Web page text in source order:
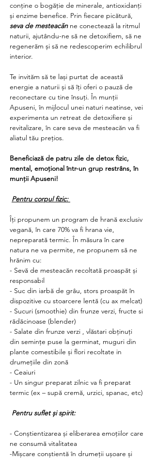
conține o bogăție de minerale, antioxidanți
și enzime benefice. Prin fiecare picătură,
seva de mesteacăn ne conectează la ritmul
naturii, ajutându-ne să ne detoxifiem, să ne
regenerăm și să ne redescoperim echilibrul
interior.
Te invităm să te lași purtat de această
energie a naturii și să îți oferi o pauză de
reconectare cu tine însuți. În munții
Apuseni, în mijlocul unei naturi neatinse, vei
experimenta un retreat de detoxifiere și
revitalizare, în care seva de mesteacăn va fi
aliatul tău prețios.
Beneficiază de patru zile de detox fizic,
mental, emoțional într-un grup restrâns, în
munții Apuseni!
Pentru corpul fizic:
Îți propunem un program de hrană exclusiv
vegană, în care 70% va fi hrana vie,
nepreparată termic. În măsura în care
natura ne va permite, ne propunem să ne
hrănim cu:
- Sevă de mesteacăn recoltată proaspăt și
responsabil
- Suc din iarbă de grâu, stors proaspăt în
dispozitive cu stoarcere lentă (cu ax melcat)
- Sucuri (smoothie) din frunze verzi, fructe si
rădăcinoase (blender)
- Salate din frunze verzi , vlăstari obținuți
din semințe puse la germinat, muguri din
plante comestibile și flori recoltate in
drumețiile din zonă
- Ceaiuri
- Un singur preparat zilnic va fi preparat
termic (ex – supă cremă, urzici, spanac, etc)
Pentru suflet și spirit:
- Conștientizarea și eliberarea emoțiilor care
ne consumă vitalitatea
-Mișcare conștientă în drumeții ușoare și